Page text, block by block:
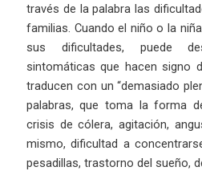
través de la palabra las
familias. Cuando el niño o la
sus dificultades, puede
sintomáticas que hacen signo
traducen con un “demasiado
palabras, que toma la forma
crisis de cólera, agitación,
mismo, dificultad a
pesadillas, trastorno del sueño,